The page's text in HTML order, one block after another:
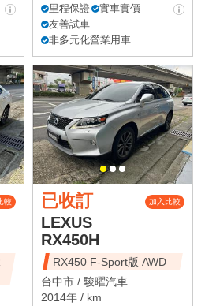
里程保證
實車實價
友善試車
非多元化營業用車
較 已收訂 加入比較
LEXUS
RX450H
RX450 F-Sport版 AWD
台中市 /駿曜汽車
2014年 / km